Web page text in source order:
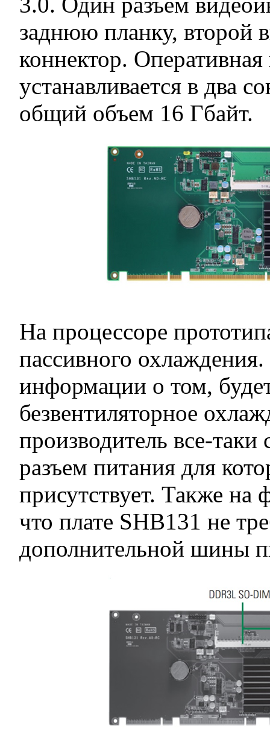
заднюю планку, второй
коннектор.
устанавливается в два
общий объем 16 Гбайт.
На процессоре
пассивного
информации о том,
безвентиляторное
производитель все-таки
разъем питания для
присутствует. Также на
что плате SHB131 не
дополнительной шины